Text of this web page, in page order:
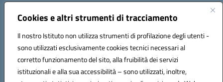
Cookies e altri strumenti di tracciamento
Il nostro Istituto non utilizza strumenti di profilazione degli utenti -
sono utilizzati esclusivamente cookies tecnici necessari al
corretto funzionamento del sito, alla fruibilità dei servizi
istituzionali e alla sua accessibilità – sono utilizzati, inoltre,
Indirizzo:
Centralino:0832/346889 Email:leic8av008@istruzione.it
Codice fiscale: 93173040754
Codice meccanografico:
LEIC8AV008
Codice Indice delle Pubbliche Amministrazioni (IPA): BZRH652R